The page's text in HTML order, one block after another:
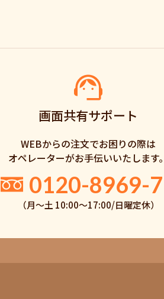
画面共有サポート
WEBからの注文でお困りの際は
オペレーターがお手伝いいたします
0120-8969-
（月〜土 10:00〜17:00/日曜定休）